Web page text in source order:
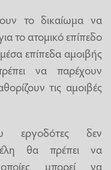
το δικαίωμα να
το ατομικό επίπεδο
επίπεδα αμοιβής
να παρέχουν
τις αμοιβές
εργοδότες δεν
θα πρέπει να
μπορεί να